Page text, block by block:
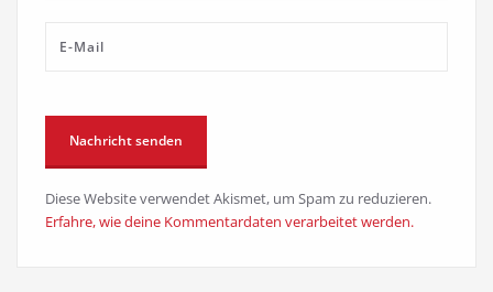
Diese Website verwendet Akismet, um Spam zu reduzieren.
Erfahre, wie deine Kommentardaten verarbeitet werden.